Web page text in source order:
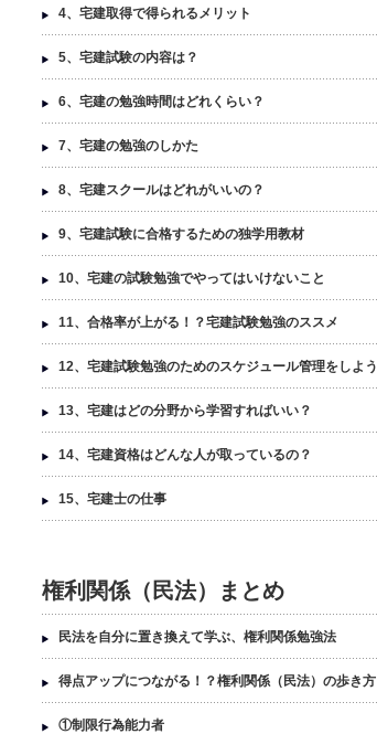
4、宅建取得で得られるメリット
5、宅建試験の内容は？
6、宅建の勉強時間はどれくらい？
7、宅建の勉強のしかた
8、宅建スクールはどれがいいの？
9、宅建試験に合格するための独学用教材
10、宅建の試験勉強でやってはいけないこと
11、合格率が上がる！？宅建試験勉強のススメ
12、宅建試験勉強のためのスケジュール管理をしよう
13、宅建はどの分野から学習すればいい？
14、宅建資格はどんな人が取っているの？
15、宅建士の仕事
権利関係（民法）まとめ
民法を自分に置き換えて学ぶ、権利関係勉強法
得点アップにつながる！？権利関係（民法）の歩き方
①制限行為能力者